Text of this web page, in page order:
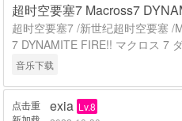
超时空要塞7 Macross7
超时空要塞7 /新世纪超时空要塞 /
7 DYNAMITE FIRE!! マクロス 7
音乐下载
点击重
exia Lv.8